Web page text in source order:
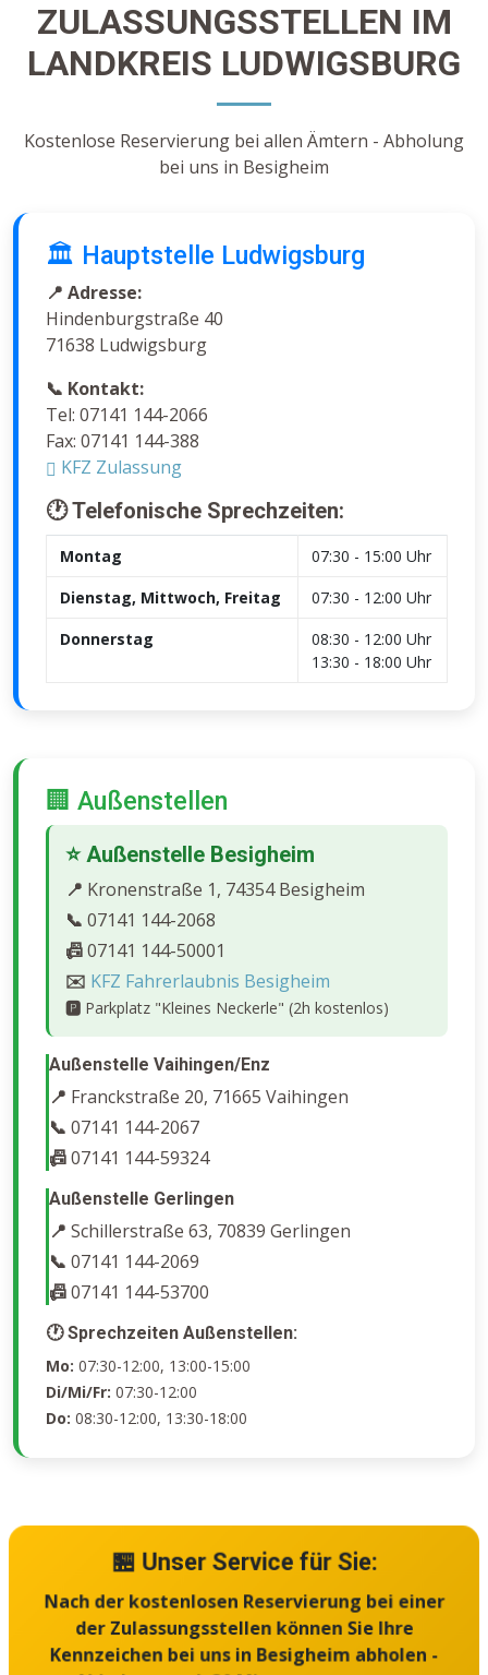
ZULASSUNGSSTELLEN IM
LANDKREIS LUDWIGSBURG
Kostenlose Reservierung bei allen Ämtern - Abholung
bei uns in Besigheim
🏛️ Hauptstelle Ludwigsburg
📍 Adresse:
Hindenburgstraße 40
71638 Ludwigsburg
📞 Kontakt:
Tel: 07141 144-2066
Fax: 07141 144-388
KFZ Zulassung
🕐 Telefonische Sprechzeiten:
Montag
07:30 - 15:00 Uhr
Dienstag, Mittwoch, Freitag
07:30 - 12:00 Uhr
Donnerstag
08:30 - 12:00 Uhr
13:30 - 18:00 Uhr
🏢 Außenstellen
⭐ Außenstelle Besigheim
📍 Kronenstraße 1, 74354 Besigheim
📞 07141 144-2068
📠07141 144-50001
✉️ KFZ Fahrerlaubnis Besigheim
🅿️ Parkplatz "Kleines Neckerle" (2h kostenlos)
Außenstelle Vaihingen/Enz
📍 Franckstraße 20, 71665 Vaihingen
📞 07141 144-2067
📠07141 144-59324
Außenstelle Gerlingen
📍 Schillerstraße 63, 70839 Gerlingen
📞 07141 144-2069
📠07141 144-53700
🕐 Sprechzeiten Außenstellen:
Mo: 07:30-12:00, 13:00-15:00
Di/Mi/Fr: 07:30-12:00
Do: 08:30-12:00, 13:30-18:00
🏪 Unser Service für Sie:
Nach der kostenlosen Reservierung bei einer
der Zulassungsstellen können Sie Ihre
Kennzeichen bei uns in Besigheim abholen -